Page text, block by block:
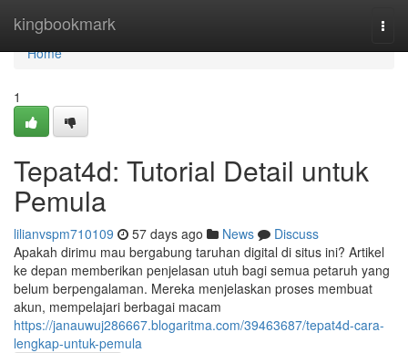
kingbookmark
Home
Home
1
Tepat4d: Tutorial Detail untuk
Pemula
lilianvspm710109 57 days ago News
Discuss
Apakah dirimu mau bergabung taruhan digital di situs ini? Artikel
ke depan memberikan penjelasan utuh bagi semua petaruh yang
belum berpengalaman. Mereka menjelaskan proses membuat
akun, mempelajari berbagai macam
https://janauwuj286667.blogaritma.com/39463687/tepat4d-cara-
lengkap-untuk-pemula